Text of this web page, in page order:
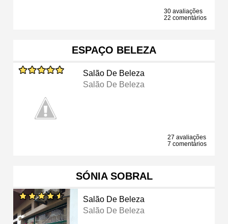
30 avaliações
22 comentários
ESPAÇO BELEZA
Salão De Beleza
Salão De Beleza
27 avaliações
7 comentários
SÓNIA SOBRAL
Salão De Beleza
Salão De Beleza